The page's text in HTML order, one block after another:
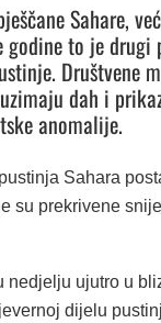
Sahare,
to je drugi
Društvene
dah i
anomalije.
Sahara
su prekrivene
nedjelju ujutro u
dijelu